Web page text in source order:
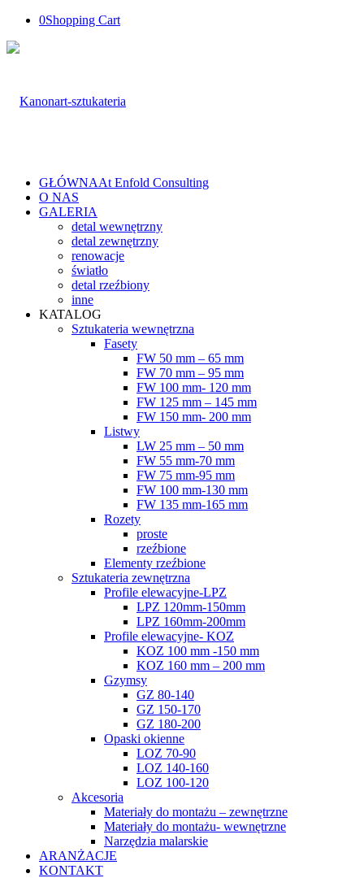
0Shopping Cart
GŁÓWNAAt Enfold Consulting
O NAS
GALERIA
detal wewnętrzny
detal zewnętrzny
renowacje
światło
detal rzeźbiony
inne
KATALOG
Sztukateria wewnętrzna
Fasety
FW 50 mm – 65 mm
FW 70 mm – 95 mm
FW 100 mm- 120 mm
FW 125 mm – 145 mm
FW 150 mm- 200 mm
Listwy
LW 25 mm – 50 mm
FW 55 mm-70 mm
FW 75 mm-95 mm
FW 100 mm-130 mm
FW 135 mm-165 mm
Rozety
proste
rzeźbione
Elementy rzeźbione
Sztukateria zewnętrzna
Profile elewacyjne-LPZ
LPZ 120mm-150mm
LPZ 160mm-200mm
Profile elewacyjne- KOZ
KOZ 100 mm -150 mm
KOZ 160 mm – 200 mm
Gzymsy
GZ 80-140
GZ 150-170
GZ 180-200
Opaski okienne
LOZ 70-90
LOZ 140-160
LOZ 100-120
Akcesoria
Materiały do montażu – zewnętrzne
Materiały do montażu- wewnętrzne
Narzędzia malarskie
ARANŻACJE
KONTAKT